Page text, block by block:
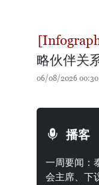
略伙伴关
06/08/2026 00:30
播客
一周要闻：
会主席、下